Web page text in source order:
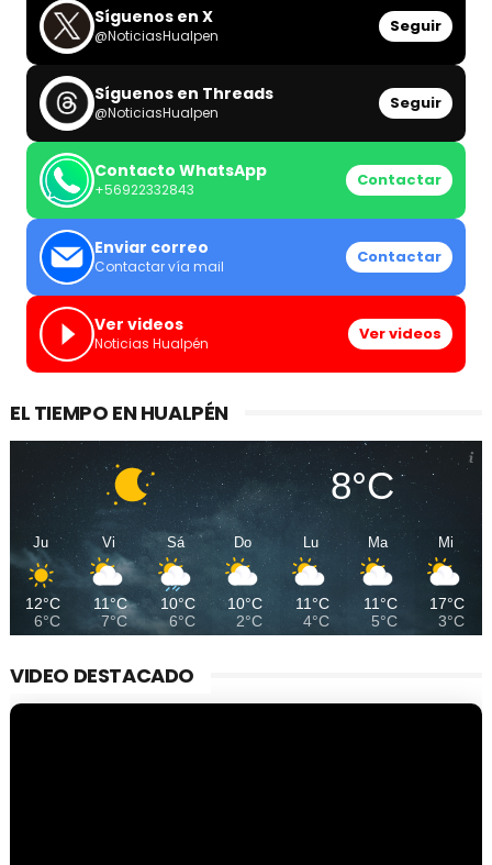
Síguenos en X
@NoticiasHualpen Seguir
Síguenos en Threads
@NoticiasHualpen Seguir
Contacto WhatsApp
+56922332843 Contactar
Enviar correo
Contactar vía mail Contactar
Ver videos
Noticias Hualpén Ver videos
EL TIEMPO EN HUALPÉN
8°C
Ju
12°C
6°C
Vi
11°C
7°C
Sá
10°C
6°C
Do
10°C
2°C
Lu
11°C
4°C
Ma
11°C
5°C
Mi
17°C
3°C
VIDEO DESTACADO